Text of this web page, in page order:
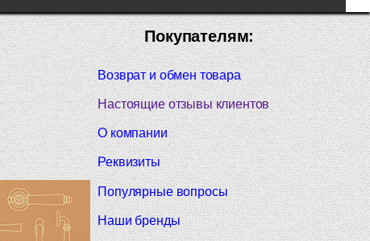
Покупателям:
Возврат и обмен товара
Настоящие отзывы клиентов
О компании
Реквизиты
Популярные вопросы
Наши бренды